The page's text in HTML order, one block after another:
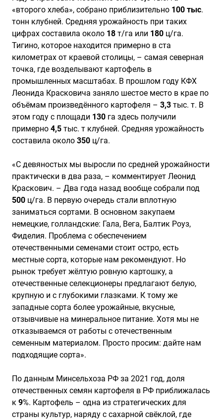
«второго хлеба», собрано приблизительно 100 тыс.
тонн клубней. Средняя урожайность при таких
цифрах составила около 18 т/га или 180 ц/га.
Тигино, которое находится примерно в ста
километрах от краевой столицы, – самая северная
точка, где возделывают картофель в
промышленных масштабах. В прошлом году КФХ
Леонида Красковича заняло шестое место в крае по
объёмам произведённого картофеля – 3,3 тыс. т. В
этом году с площади 130 га здесь получили
примерно 4,5 тыс. т клубней. Средняя урожайность
составила около 350 ц/га.
«С девяностых мы выросли по средней урожайности
практически в два раза, – комментирует Леонид
Краскович. – Два года назад вообще собрали под
500 ц/га. В первую очередь стали вплотную
заниматься сортами. В основном закупаем
немецкие, голландские: Гала, Вега, Балтик Роуз,
Фиделия. Проблема с обеспечением
отечественными семенами стоит остро, есть
местные сорта, которые нам рекомендуют. Но
рынок требует жёлтую ровную картошку, а
отечественные селекционеры предлагают белую,
крупную и с глубокими глазками. К тому же
западные сорта более урожайные, вкусные,
отзывчивые на минеральное питание. Хотя мы не
отказываемся от работы с отечественным
семенным материалом. Просто просим: дайте нам
подходящие сорта».
По данным Минсельхоза РФ за 2021 год, доля
отечественных семян картофеля в РФ приближалась
к 9%. Картофель – одна из стратегических для
страны культур, наряду с сахарной свёклой, где